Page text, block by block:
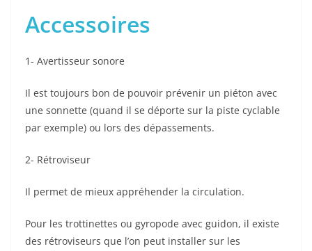
Accessoires
1- Avertisseur sonore
Il est toujours bon de pouvoir prévenir un piéton avec
une sonnette (quand il se déporte sur la piste cyclable
par exemple) ou lors des dépassements.
2- Rétroviseur
Il permet de mieux appréhender la circulation.
Pour les trottinettes ou gyropode avec guidon, il existe
des rétroviseurs que l’on peut installer sur les